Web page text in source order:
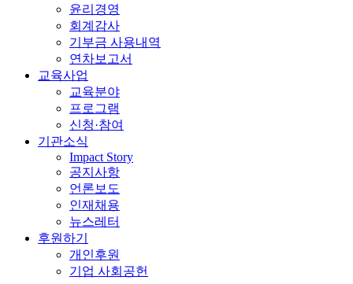
윤리경영
회계감사
기부금 사용내역
연차보고서
교육사업
교육분야
프로그램
신청·참여
기관소식
Impact Story
공지사항
언론보도
인재채용
뉴스레터
후원하기
개인후원
기업 사회공헌